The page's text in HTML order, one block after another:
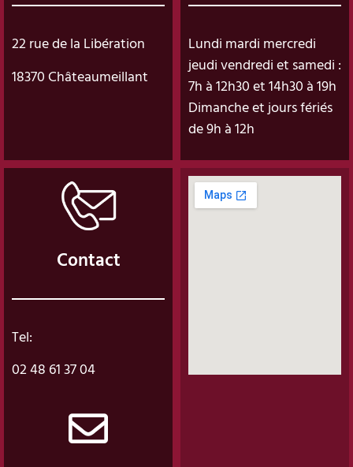
22 rue de la Libération
18370 Châteaumeillant
Lundi mardi mercredi
jeudi vendredi et samedi :
7h à 12h30 et 14h30 à 19h
Dimanche et jours fériés
de 9h à 12h
Contact
Tel:
02 48 61 37 04